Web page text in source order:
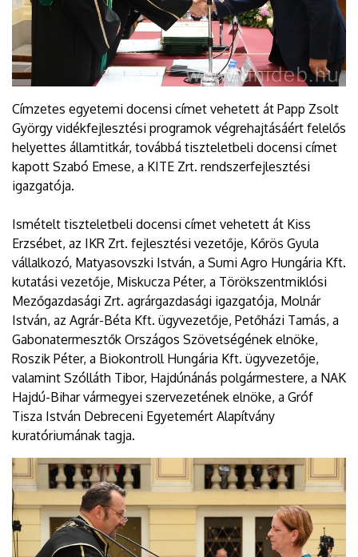
Címzetes egyetemi docensi címet vehetett át Papp Zsolt
György vidékfejlesztési programok végrehajtásáért felelős
helyettes államtitkár, továbbá tiszteletbeli docensi címet
kapott Szabó Emese, a KITE Zrt. rendszerfejlesztési
igazgatója.
Ismételt tiszteletbeli docensi címet vehetett át Kiss
Erzsébet, az IKR Zrt. fejlesztési vezetője, Kőrös Gyula
vállalkozó, Matyasovszki István, a Sumi Agro Hungária Kft.
kutatási vezetője, Miskucza Péter, a Törökszentmiklósi
Mezőgazdasági Zrt. agrárgazdasági igazgatója, Molnár
István, az Agrár-Béta Kft. ügyvezetője, Petőházi Tamás, a
Gabonatermesztők Országos Szövetségének elnöke,
Roszik Péter, a Biokontroll Hungária Kft. ügyvezetője,
valamint Szólláth Tibor, Hajdúnánás polgármestere, a NAK
Hajdú-Bihar vármegyei szervezetének elnöke, a Gróf
Tisza István Debreceni Egyetemért Alapítvány
kuratóriumának tagja.